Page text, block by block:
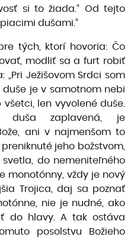
si to žiada.“ Od tejto
dušami.“
tých, ktorí hovoria: Čo
modliť sa a furt robiť
„Pri Ježišovom Srdci som
duše je v samotnom nebi
len vyvolené duše.
duša zaplavená, je
ani v najmenšom to
jeho božstvom,
do nemeniteľného
monotónny, vždy je nový
Trojica, daj sa poznať
nie je nudné, ako
do hlavy. A tak ostáva
posolstvu Božieho